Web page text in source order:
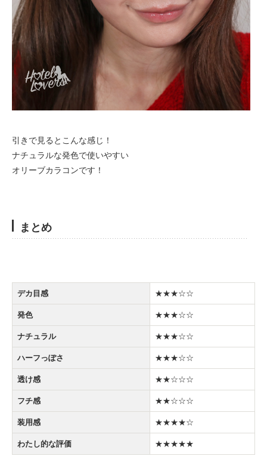
引きで見るとこんな感じ！
ナチュラルな発色で使いやすい
オリーブカラコンです！
まとめ
デカ目感 ★★★☆☆
発色 ★★★☆☆
ナチュラル ★★★☆☆
ハーフっぽさ ★★★☆☆
透け感 ★★☆☆☆
フチ感 ★★☆☆☆
装用感 ★★★★☆
わたし的な評価 ★★★★★